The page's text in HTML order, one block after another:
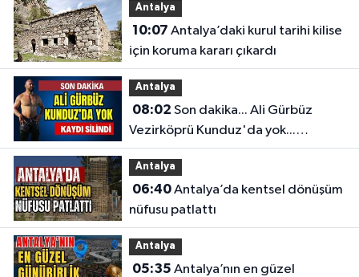
Antalya
10:07
için koruma kararı çıkardı
Antalya
08:02
Vezirköprü Kunduz'da yok...
Antalyalı başpehlivanın ismi
sistemden silindi
Antalya
06:40Antalya’da kentsel dönüşüm
nüfusu patlattı
Antalya
05:35